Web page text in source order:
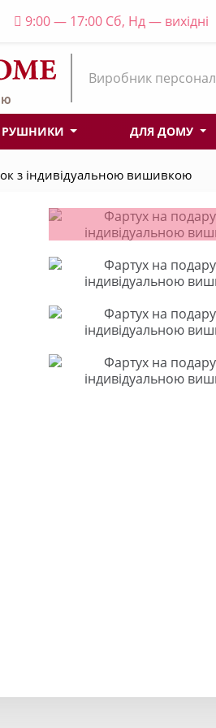
9:00 — 17:00 Сб, Нд — вихідні
Виробник
РУШНИКИ ДЛЯ ДОМУ
з індивідуальною вишивкою